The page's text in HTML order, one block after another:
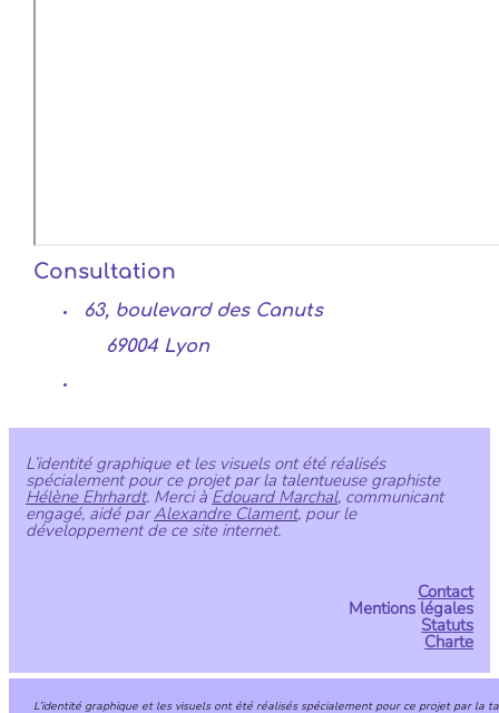
Consultation
63, boulevard des Canuts
69004 Lyon
L’identité graphique et les visuels ont été réalisés
spécialement pour ce projet par la talentueuse graphiste
Hélène Ehrhardt. Merci àEdouard Marchal, communicant
engagé, aidé parAlexandre Clament, pour le
développement de ce site internet.
Contact
Mentions légales
Statuts
Charte
L’identité graphique et les visuels ont été réalisés spécialement pour ce projet par la